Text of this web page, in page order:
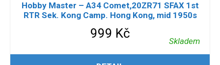
Hobby Master – A34 Comet,20ZR71 SFAX 1st
RTR Sek. Kong Camp. Hong Kong, mid 1950s
999 Kč
Skladem